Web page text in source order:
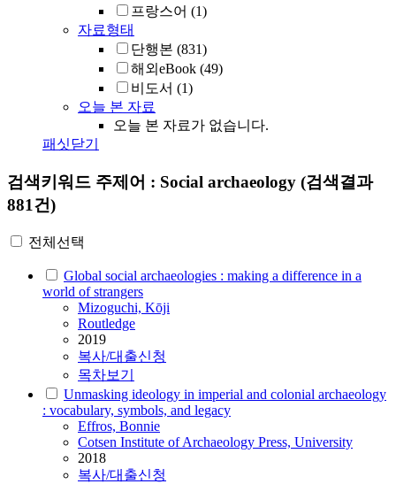
프랑스어 (1)
자료형태
단행본 (831)
해외eBook (49)
비도서 (1)
오늘 본 자료
오늘 본 자료가 없습니다.
패싯닫기
검색키워드 주제어 : Social archaeology (검색결과
881건)
전체선택
Global social archaeologies : making a difference in a
world of strangers
Mizoguchi, Kōji
Routledge
2019
복사/대출신청
목차보기
Unmasking ideology in imperial and colonial archaeology
: vocabulary, symbols, and legacy
Effros, Bonnie
Cotsen Institute of Archaeology Press, University
2018
복사/대출신청